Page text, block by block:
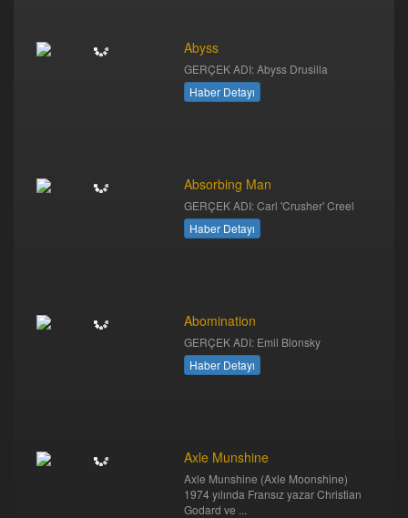
Abyss
GERÇEK ADI: Abyss Drusilla
Haber Detayı
Absorbing Man
GERÇEK ADI: Carl 'Crusher' Creel
Haber Detayı
Abomination
GERÇEK ADI: Emil Blonsky
Haber Detayı
Axle Munshine
Axle Munshine (Axle Moonshine)
1974 yılında Fransız yazar Christian
Godard ve ...